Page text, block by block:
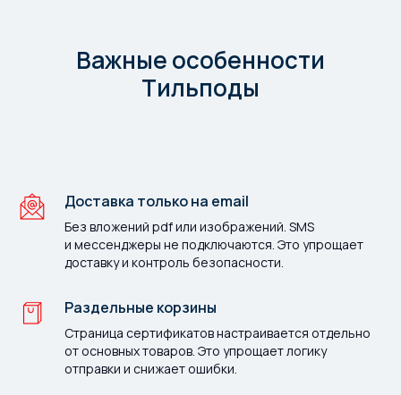
Важные особенности
Тильподы
Доставка только на email
Без вложений pdf или изображений. SMS
и мессенджеры не подключаются. Это упрощает
доставку и контроль безопасности.
Раздельные корзины
Страница сертификатов настраивается отдельно
от основных товаров. Это упрощает логику
отправки и снижает ошибки.